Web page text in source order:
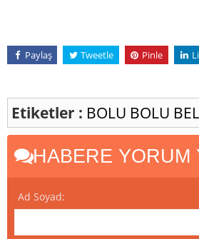
Paylaş Tweetle Pinle
Etiketler : BOLU BOLU
HABERE YORUM
Ad Soyad: